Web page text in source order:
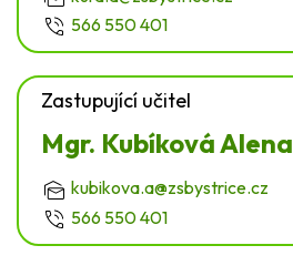
566 550 401
Zastupující učitel
Mgr. Kubíková Alena
kubikova.a@zsbystrice.cz
566 550 401